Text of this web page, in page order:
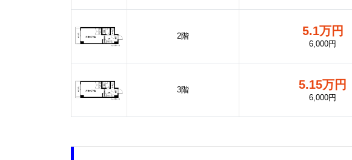
2階 5.1万円
6,000円
3階 5.15万円
6,000円